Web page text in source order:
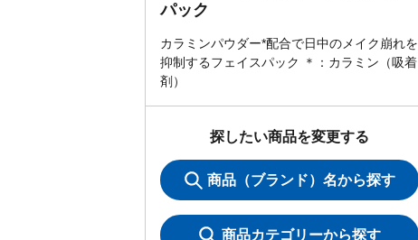
パック
カラミンパウダー*配合で日中のメイク崩れを
抑制するフェイスパック ＊：カラミン（吸着
剤）
探したい商品を変更する
商品（ブランド）名から探す
商品カテゴリーから探す